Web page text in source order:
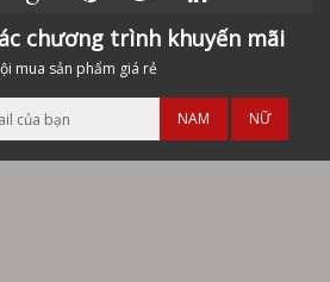
chương trình khuyến mãi
mua sản phẩm giá rẻ
NAM NỮ